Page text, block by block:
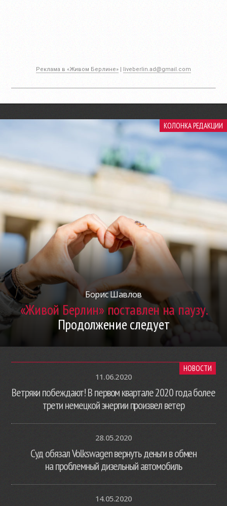
Реклама в «Живом Берлине» | liveberlin.ad@gmail.com
КОЛОНКА РЕДАКЦИИ
Борис Шавлов
«Живой Берлин» поставлен на паузу.
Продолжение следует
НОВОСТИ
11.06.2020
Ветряки побеждают! В первом квартале 2020 года более
трети немецкой энергии произвел ветер
28.05.2020
Суд обязал Volkswagen вернуть деньги в обмен
на проблемный дизельный автомобиль
14.05.2020